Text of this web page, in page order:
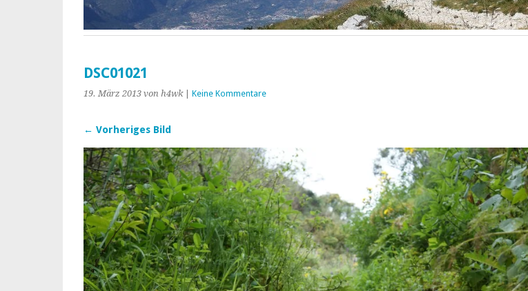
DSC01021
19. März 2013 von h4wk| Keine Kommentare
← Vorheriges Bild